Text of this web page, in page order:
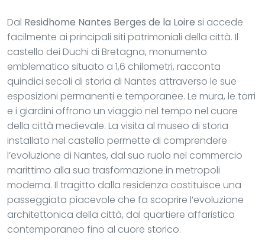
Dal Residhome Nantes Berges de la Loire si accede
facilmente ai principali siti patrimoniali della città. Il
castello dei Duchi di Bretagna, monumento
emblematico situato a 1,6 chilometri, racconta
quindici secoli di storia di Nantes attraverso le sue
esposizioni permanenti e temporanee. Le mura, le torri
e i giardini offrono un viaggio nel tempo nel cuore
della città medievale. La visita al museo di storia
installato nel castello permette di comprendere
l’evoluzione di Nantes, dal suo ruolo nel commercio
marittimo alla sua trasformazione in metropoli
moderna. Il tragitto dalla residenza costituisce una
passeggiata piacevole che fa scoprire l’evoluzione
architettonica della città, dal quartiere affaristico
contemporaneo fino al cuore storico.